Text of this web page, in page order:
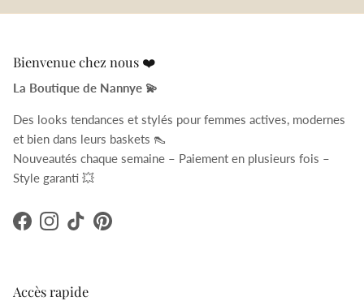
Bienvenue chez nous ❤️
La Boutique de Nannye 💫
Des looks tendances et stylés pour femmes actives, modernes
et bien dans leurs baskets 👠
Nouveautés chaque semaine – Paiement en plusieurs fois –
Style garanti 💥
FacebookInstagram
TikTokPinterest
Accès rapide